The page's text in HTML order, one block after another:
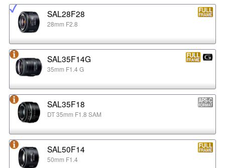
SAL28F28
28mm F2.8
SAL35F14G
35mm F1.4 G
SAL35F18
DT 35mm F1.8 SAM
SAL50F14
50mm F1.4